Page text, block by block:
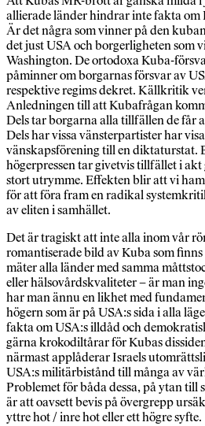
allierade länder hindrar inte fakta om
Är det några som vinner på den
det just USA och borgerligheten som
Washington. De ortodoxa Kuba-
påminner om borgarnas försvar av
respektive regims dekret. Källkritik
Anledningen till att Kubafrågan
Dels tar borgarna alla tillfällen de får
Dels har vissa vänsterpartister har
vänskapsförening till en diktaturstat.
högerpressen tar givetvis tillfället i
stort utrymme. Effekten blir att vi
för att föra fram en radikal
av eliten i samhället.
Det är tragiskt att inte alla inom vår
romantiserade bild av Kuba som
mäter alla länder med samma
eller hälsovårdskvaliteter – är man
har man ännu en likhet med
högern som är på USA:s sida i alla
fakta om USA:s illdåd och
gärna krokodiltårar för Kubas
närmast applåderar Israels
USA:s militärbistånd till många av
Problemet för båda dessa, på ytan till
är att oavsett bevis på övergrepp
yttre hot / inre hot eller ett högre syfte.